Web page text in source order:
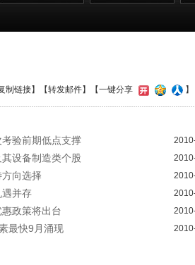
制链接】【转发邮件】【一键分享 】
验前期低点支撑
设备制造类个股
向选择
并存
政策将出台
最快9月涌现